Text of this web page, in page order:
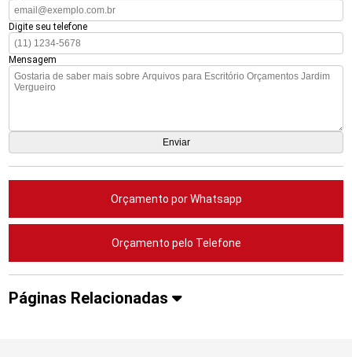
Digite seu telefone
Mensagem
Orçamento por Whatsapp
Orçamento pelo Telefone
Páginas Relacionadas